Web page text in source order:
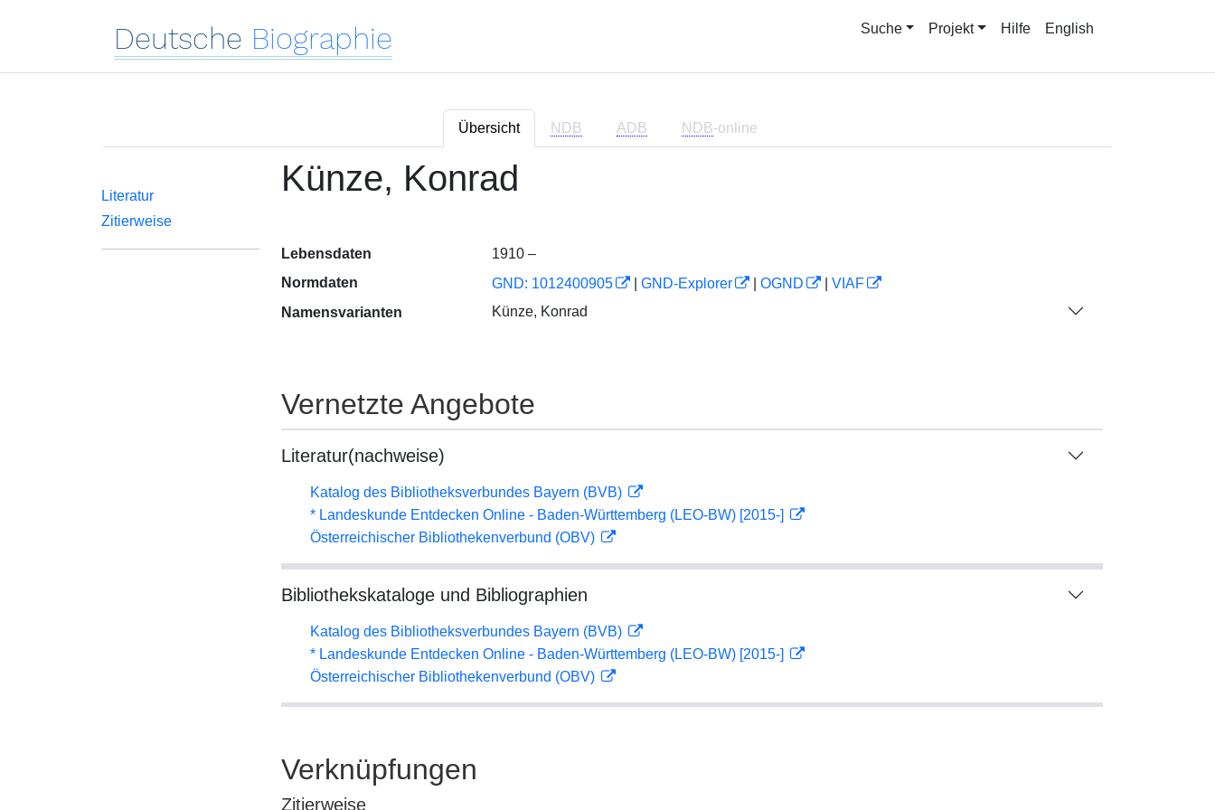
Deutsche Biographie Suche Projekt Hilfe English
Übersicht NDB ADB NDB-online
Literatur
Zitierweise
Künze, Konrad
Lebensdaten
1910 –
Normdaten
GND: 1012400905 GND-Explorer OGND
VIAF
Namensvarianten
Künze, Konrad
Vernetzte Angebote
Literatur(nachweise)
Katalog des Bibliotheksverbundes Bayern (BVB)
* Landeskunde Entdecken Online - Baden-Württemberg (LEO-BW) [2015-]
Österreichischer Bibliothekenverbund (OBV)
Bibliothekskataloge und Bibliographien
Katalog des Bibliotheksverbundes Bayern (BVB)
* Landeskunde Entdecken Online - Baden-Württemberg (LEO-BW) [2015-]
Österreichischer Bibliothekenverbund (OBV)
Verknüpfungen
Zitierweise